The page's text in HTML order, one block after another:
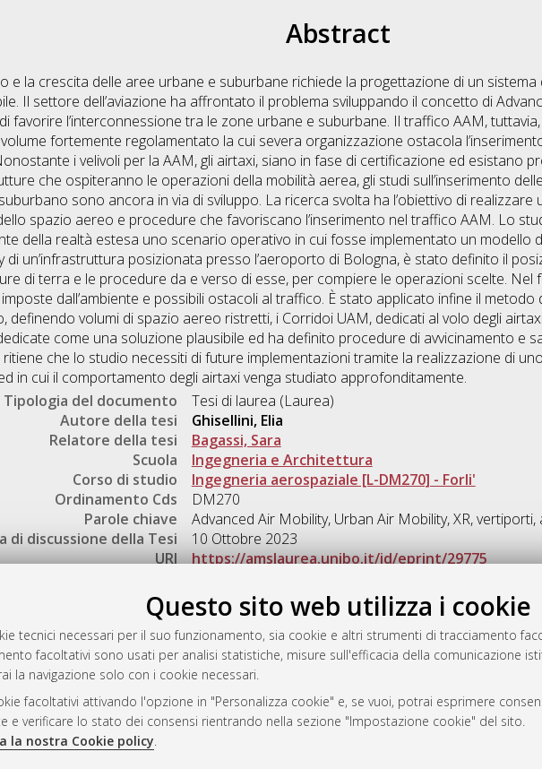
Questo sito web utilizza i cookie
tecnici necessari per il suo funzionamento, sia cookie e altri strumenti di tracciamento
facoltativi sono usati per analisi statistiche, misure sull'efficacia della comunicazione
la navigazione solo con i cookie necessari.
facoltativi attivando l'opzione in "Personalizza cookie" e, se vuoi, potrai esprimere
e verificare lo stato dei consensi rientrando nella sezione "Impostazione cookie" del sito.
la nostra Cookie policy.
Abstract
e la crescita delle aree urbane e suburbane richiede la progettazione di un
Il settore dell’aviazione ha affrontato il problema sviluppando il concetto di
di favorire l’interconnessione tra le zone urbane e suburbane. Il traffico AAM,
fortemente regolamentato la cui severa organizzazione ostacola
i velivoli per la AAM, gli airtaxi, siano in fase di certificazione ed esistano
che ospiteranno le operazioni della mobilità aerea, gli studi sull’inserimento
sono ancora in via di sviluppo. La ricerca svolta ha l’obiettivo di realizzare
spazio aereo e procedure che favoriscano l’inserimento nel traffico AAM. Lo
della realtà estesa uno scenario operativo in cui fosse implementato un modello
di un’infrastruttura posizionata presso l’aeroporto di Bologna, è stato definito il
di terra e le procedure da e verso di esse, per compiere le operazioni scelte.
dall’ambiente e possibili ostacoli al traffico. È stato applicato infine il
definendo volumi di spazio aereo ristretti, i Corridoi UAM, dedicati al volo degli
come una soluzione plausibile ed ha definito procedure di avvicinamento e
ritiene che lo studio necessiti di future implementazioni tramite la realizzazione di
in cui il comportamento degli airtaxi venga studiato approfonditamente.
Tipologia del documento
Tesi di laurea (Laurea)
Autore della tesi
Ghisellini, Elia
Relatore della tesi
Bagassi, Sara
Scuola
Ingegneria e Architettura
Corso di studio
Ingegneria aerospaziale [L-DM270] - Forli'
Ordinamento Cds
DM270
Parole chiave
Advanced Air Mobility, Urban Air Mobility, XR,
di discussione della Tesi
10 Ottobre 2023
URI
https://amslaurea.unibo.it/id/eprint/29775
Gestione del documento:
AMS Laurea
Servizio implementato e gestito da
Impostazioni Cookie
Informativa sulla privacy
Condizioni d’uso del sito